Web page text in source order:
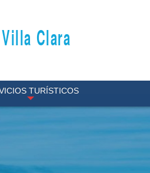
Villa Clara
TURÍSTICOS